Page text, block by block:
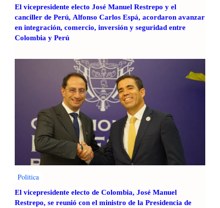
El vicepresidente electo José Manuel Restrepo y el
canciller de Perú, Alfonso Carlos Espá, acordaron avanzar
en integración, comercio, inversión y seguridad entre
Colombia y Perú
Politica
El vicepresidente electo de Colombia, José Manuel
Restrepo, se reunió con el ministro de la Presidencia de